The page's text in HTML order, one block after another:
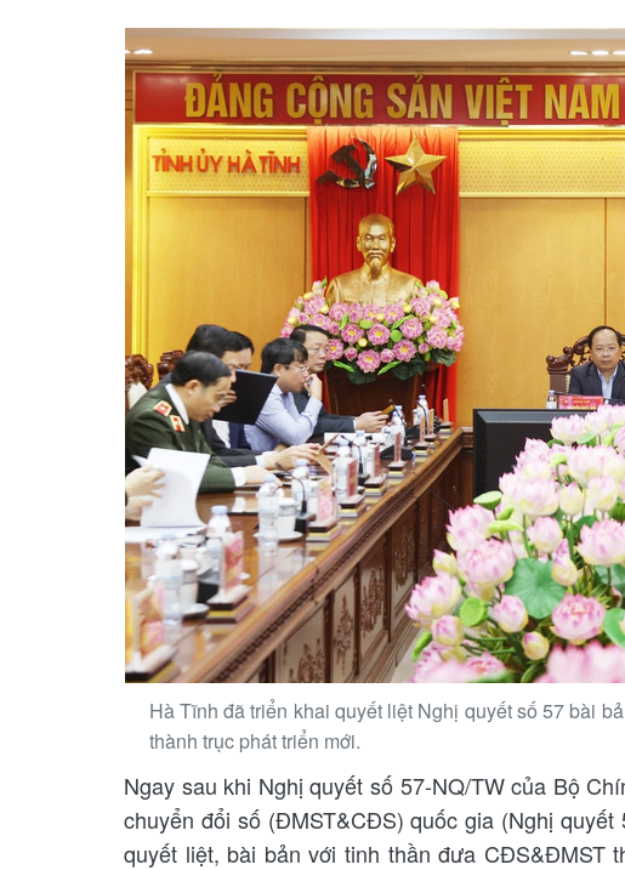
Hà Tĩnh đã triển khai quyết liệt Nghị quyết số 57 bài
thành trục phát triển mới.
Ngay sau khi Nghị quyết số 57-NQ/TW của Bộ
chuyển đổi số (ĐMST&CĐS) quốc gia (Nghị
quyết liệt, bài bản với tinh thần đưa CĐS&ĐMST